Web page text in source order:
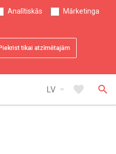
Analītiskās Mārketinga
Piekrist tikai atzīmētajām
LV arrow_drop_down favorite search